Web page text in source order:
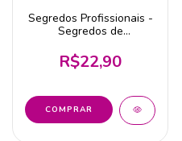
Segredos Profissionais -
Segredos de
R$22,90